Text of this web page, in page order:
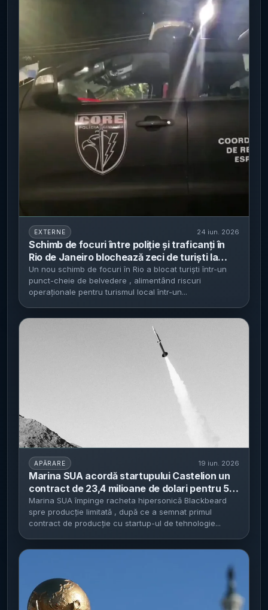
EXTERNE 24 iun. 2026
Schimb de focuri între poliție și traficanți în
Rio de Janeiro blochează zeci de turiști la
punctul de belvedere Dona Marta - al doilea
incident din 2026, pe fondul unui turism
internațional record în 2025
Un nou schimb de focuri în Rio a blocat turiști într-un
punct-cheie de belvedere , alimentând riscuri
operaționale pentru turismul local într-un...
APĂRARE 19 iun. 2026
Marina SUA acordă startupului Castelion un
contract de 23,4 milioane de dolari pentru 50
de rachete hipersonice Blackbeard -
programul trece de la testare la pre-
producție, cu livrări estimate până în 2027
Marina SUA împinge racheta hipersonică Blackbeard
spre producție limitată , după ce a semnat primul
contract de producție cu startup-ul de tehnologie...